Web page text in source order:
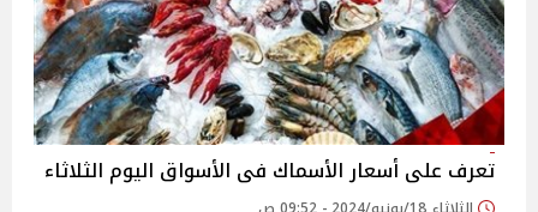
تعرف على أسعار الأسماك فى الأسواق اليوم الثلاثاء